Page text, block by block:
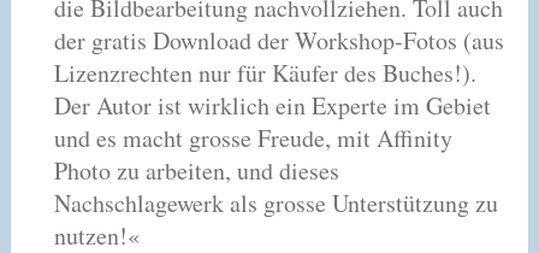
die Bildbearbeitung nachvollziehen. Toll auch
der gratis Download der Workshop-Fotos (aus
Lizenzrechten nur für Käufer des Buches!).
Der Autor ist wirklich ein Experte im Gebiet
und es macht grosse Freude, mit Affinity
Photo zu arbeiten, und dieses
Nachschlagewerk als grosse Unterstützung zu
nutzen!«